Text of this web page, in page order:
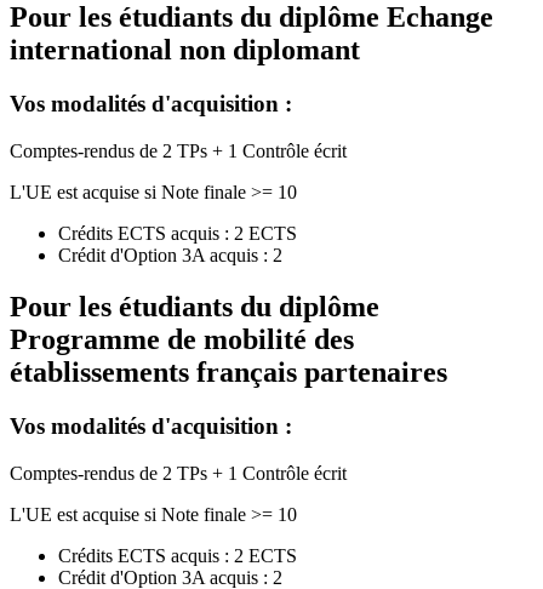
Pour les étudiants du diplôme Echange
international non diplomant
Vos modalités d'acquisition :
Comptes-rendus de 2 TPs + 1 Contrôle écrit
L'UE est acquise si Note finale >= 10
Crédits ECTS acquis : 2 ECTS
Crédit d'Option 3A acquis : 2
Pour les étudiants du diplôme
Programme de mobilité des
établissements français partenaires
Vos modalités d'acquisition :
Comptes-rendus de 2 TPs + 1 Contrôle écrit
L'UE est acquise si Note finale >= 10
Crédits ECTS acquis : 2 ECTS
Crédit d'Option 3A acquis : 2